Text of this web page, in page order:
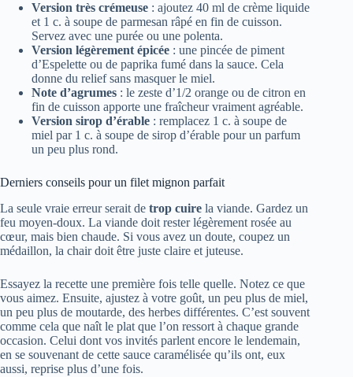
Version très crémeuse : ajoutez 40 ml de crème liquide
et 1 c. à soupe de parmesan râpé en fin de cuisson.
Servez avec une purée ou une polenta.
Version légèrement épicée : une pincée de piment
d’Espelette ou de paprika fumé dans la sauce. Cela
donne du relief sans masquer le miel.
Note d’agrumes : le zeste d’1/2 orange ou de citron en
fin de cuisson apporte une fraîcheur vraiment agréable.
Version sirop d’érable : remplacez 1 c. à soupe de
miel par 1 c. à soupe de sirop d’érable pour un parfum
un peu plus rond.
Derniers conseils pour un filet mignon parfait
La seule vraie erreur serait de trop cuire la viande. Gardez un
feu moyen-doux. La viande doit rester légèrement rosée au
cœur, mais bien chaude. Si vous avez un doute, coupez un
médaillon, la chair doit être juste claire et juteuse.
Essayez la recette une première fois telle quelle. Notez ce que
vous aimez. Ensuite, ajustez à votre goût, un peu plus de miel,
un peu plus de moutarde, des herbes différentes. C’est souvent
comme cela que naît le plat que l’on ressort à chaque grande
occasion. Celui dont vos invités parlent encore le lendemain,
en se souvenant de cette sauce caramélisée qu’ils ont, eux
aussi, reprise plus d’une fois.